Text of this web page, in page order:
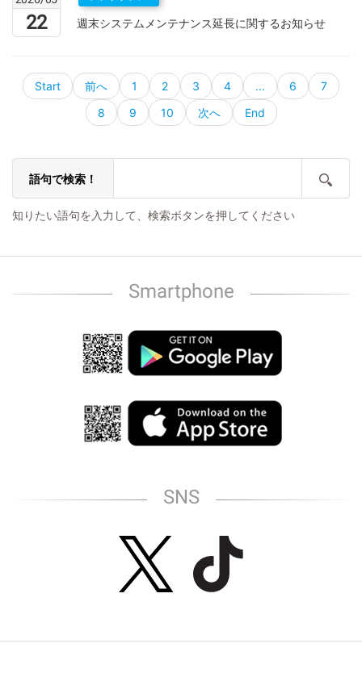
22 週末システムメンテナンス延長に関するお知らせ
Start 前へ 1 2 3 4 ... 6
7
8
9 10 次へ End
語句で検索！
知りたい語句を入力して、検索ボタンを押してください
Smartphone
SNS